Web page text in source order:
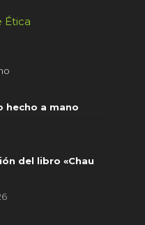
Ética
hecho a mano
del libro «Chau